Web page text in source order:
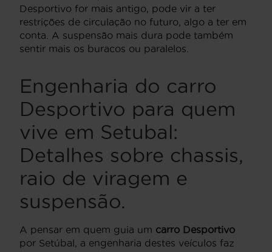
Desportivo for mais antigo, pode vir a ter
restrições de circulação no futuro, algo a ter em
conta. A suspensão mais dura pode também
sentir mais os buracos ou paralelos.
Engenharia do carro
Desportivo para quem
vive em Setubal:
Detalhes sobre chassis,
raio de viragem e
suspensão.
A pensar em quem guia um carro Desportivo
por Setúbal, a engenharia destes veículos faz